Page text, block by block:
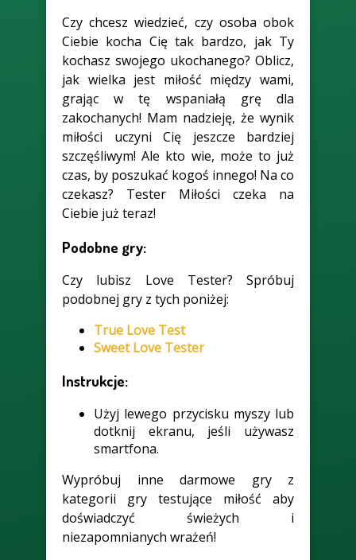
Czy chcesz wiedzieć, czy osoba obok
Ciebie kocha Cię tak bardzo, jak Ty
kochasz swojego ukochanego? Oblicz,
jak wielka jest miłość między wami,
grając w tę wspaniałą grę dla
zakochanych! Mam nadzieję, że wynik
miłości uczyni Cię jeszcze bardziej
szczęśliwym! Ale kto wie, może to już
czas, by poszukać kogoś innego! Na co
czekasz? Tester Miłości czeka na
Ciebie już teraz!
Podobne gry:
Czy lubisz Love Tester? Spróbuj
podobnej gry z tych poniżej:
True Love Test
Sweet Love Tester
Instrukcje:
Użyj lewego przycisku myszy lub
dotknij ekranu, jeśli używasz
smartfona.
Wypróbuj inne darmowe gry z
kategorii gry testujące miłość aby
doświadczyć świeżych i
niezapomnianych wrażeń!